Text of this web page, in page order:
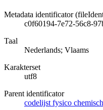
Metadata identificator
c0f60194-7e72-56c8-
Taal
Nederlands; Vlaams
Karakterset
utf8
Parent identificator
codelijst fysico